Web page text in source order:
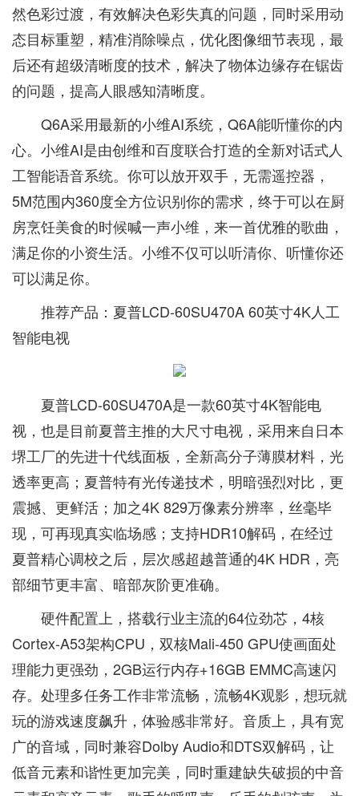
然色彩过渡，有效解决色彩失真的问题，同时采用动
态目标重塑，精准消除噪点，优化图像细节表现，最
后还有超级清晰度的技术，解决了物体边缘存在锯齿
的问题，提高人眼感知清晰度。
Q6A采用最新的小维AI系统，Q6A能听懂你的内
心。小维AI是由创维和百度联合打造的全新对话式人
工智能语音系统。你可以放开双手，无需遥控器，
5M范围内360度全方位识别你的需求，终于可以在厨
房烹饪美食的时候喊一声小维，来一首优雅的歌曲，
满足你的小资生活。小维不仅可以听清你、听懂你还
可以满足你。
推荐产品：夏普LCD-60SU470A 60英寸4K人工
智能电视
夏普LCD-60SU470A是一款60英寸4K智能电
视，也是目前夏普主推的大尺寸电视，采用来自日本
堺工厂的先进十代线面板，全新高分子薄膜材料，光
透率更高；夏普特有光传递技术，明暗强烈对比，更
震撼、更鲜活；加之4K 829万像素分辨率，丝毫毕
现，可再现真实临场感；支持HDR10解码，在经过
夏普精心调校之后，层次感超越普通的4K HDR，亮
部细节更丰富、暗部灰阶更准确。
硬件配置上，搭载行业主流的64位劲芯，4核
Cortex-A53架构CPU，双核Mali-450 GPU使画面处
理能力更强劲，2GB运行内存+16GB EMMC高速闪
存。处理多任务工作非常流畅，流畅4K观影，想玩就
玩的游戏速度飙升，体验感非常好。音质上，具有宽
广的音域，同时兼容Dolby Audio和DTS双解码，让
低音元素和谐性更加完美，同时重建缺失破损的中音